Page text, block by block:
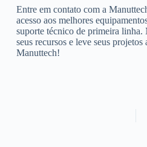
Entre em contato com a
acesso aos melhores
suporte técnico de primeira linha.
seus recursos e leve seus
Manuttech!